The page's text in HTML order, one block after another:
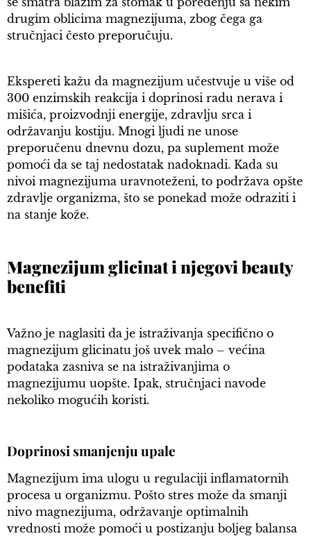
drugim oblicima magnezijuma, zbog čega ga
stručnjaci često preporučuju.
Ekspereti kažu da magnezijum učestvuje u više od
300 enzimskih reakcija i doprinosi radu nerava i
mišića, proizvodnji energije, zdravlju srca i
održavanju kostiju. Mnogi ljudi ne unose
preporučenu dnevnu dozu, pa suplement može
pomoći da se taj nedostatak nadoknadi. Kada su
nivoi magnezijuma uravnoteženi, to podržava opšte
zdravlje organizma, što se ponekad može odraziti i
na stanje kože.
Magnezijum glicinat i njegovi beauty
benefiti
Važno je naglasiti da je istraživanja specifično o
magnezijum glicinatu još uvek malo – većina
podataka zasniva se na istraživanjima o
magnezijumu uopšte. Ipak, stručnjaci navode
nekoliko mogućih koristi.
Doprinosi smanjenju upale
Magnezijum ima ulogu u regulaciji inflamatornih
procesa u organizmu. Pošto stres može da smanji
nivo magnezijuma, održavanje optimalnih
vrednosti može pomoći u postizanju boljeg balansa